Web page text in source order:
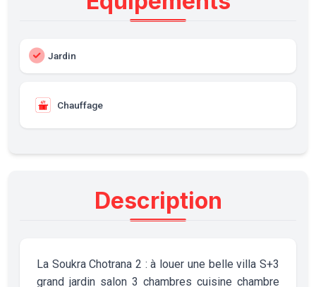
Jardin
Chauffage
Description
La Soukra Chotrana 2 : à louer une belle villa S+3
grand jardin salon 3 chambres cuisine chambre